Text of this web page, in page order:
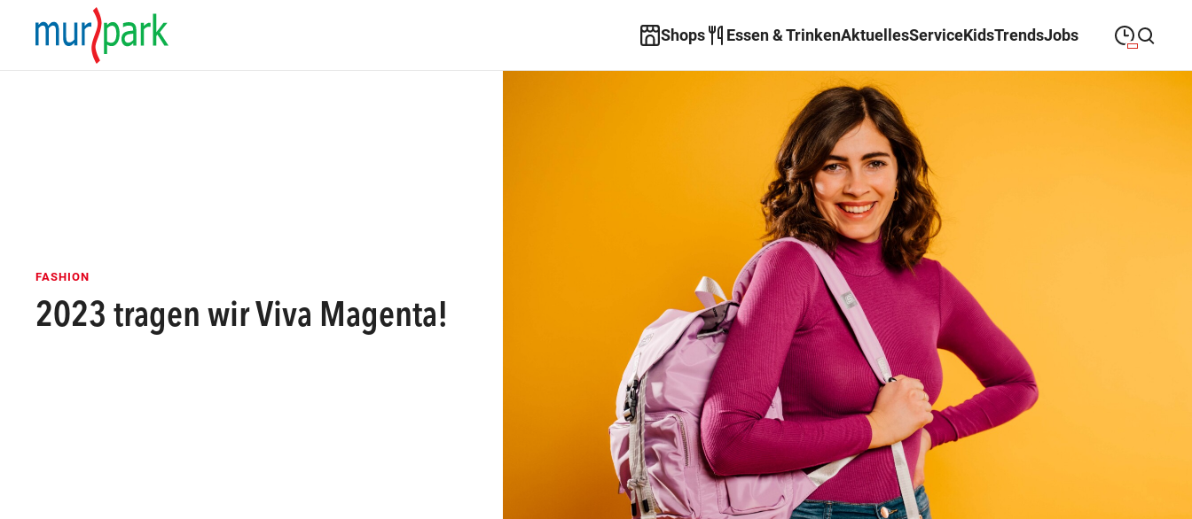
Shops Essen & TrinkenAktuellesServiceKidsTrendsJobs
Suche schließen
Freitag
FREITAG
Samstag
SAMSTAG
Öffnungszeiten
FASHION
2023 tragen wir Viva Magenta!